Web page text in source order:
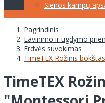
Sienos kampų
Pagrindinis
Lavinimo ir ugdymo
Erdvės suvokimas
TimeTEX Rožinis
TimeTEX